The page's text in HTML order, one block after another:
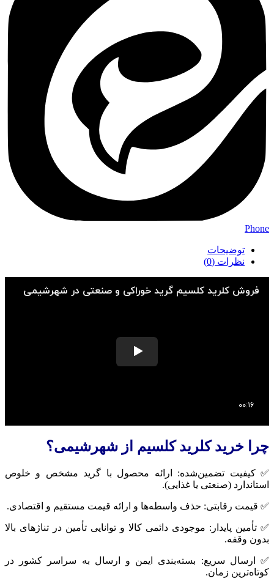
Phone
توضیحات
نظرات (0)
چرا خرید کلرید کلسیم از شهرشیمی؟
✅ کیفیت تضمین‌شده: ارائه محصول با گرید مشخص و خلوص
استاندارد (صنعتی یا غذایی).
✅ قیمت رقابتی: حذف واسطه‌ها و ارائه قیمت مستقیم و اقتصادی.
✅ تأمین پایدار: موجودی دائمی کالا و توانایی تأمین در تناژهای بالا
بدون وقفه.
✅ ارسال سریع: بسته‌بندی ایمن و ارسال به سراسر کشور در
کوتاه‌ترین زمان.